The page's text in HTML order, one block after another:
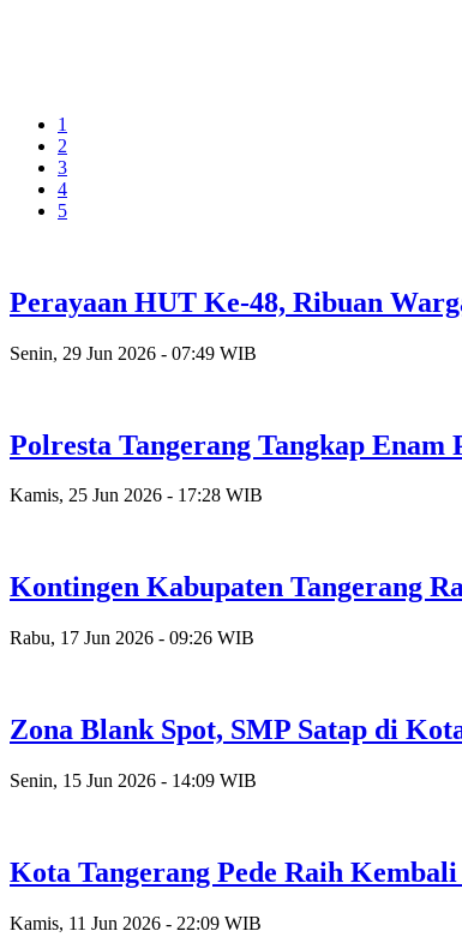
1
2
3
4
5
Perayaan HUT Ke-48, Ribuan
Senin, 29 Jun 2026 - 07:49 WIB
Polresta Tangerang Tangkap Enam
Kamis, 25 Jun 2026 - 17:28 WIB
Kontingen Kabupaten Tangerang
Rabu, 17 Jun 2026 - 09:26 WIB
Zona Blank Spot, SMP Satap di
Senin, 15 Jun 2026 - 14:09 WIB
Kota Tangerang Pede Raih
Kamis, 11 Jun 2026 - 22:09 WIB